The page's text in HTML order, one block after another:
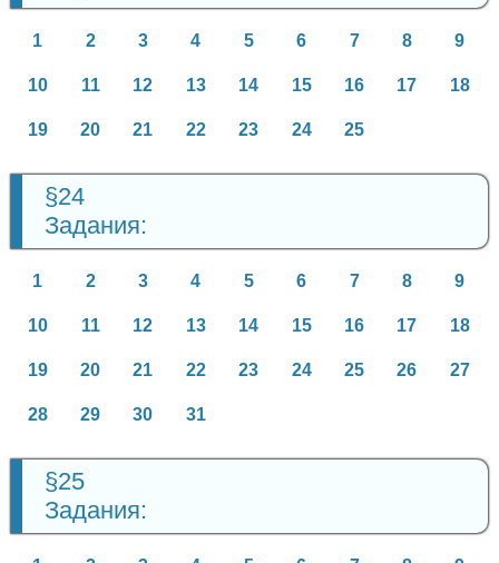
1 2 3 4 5 6 7 8 9
10 11 12 13 14 15 16 17 18
19 20 21 22 23 24 25
§24
Задания:
1 2 3 4 5 6 7 8 9
10 11 12 13 14 15 16 17 18
19 20 21 22 23 24 25 26 27
28 29 30 31
§25
Задания: